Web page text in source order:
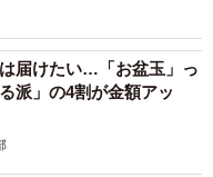
届けたい…「お盆玉」っ
派」の4割が金額アッ